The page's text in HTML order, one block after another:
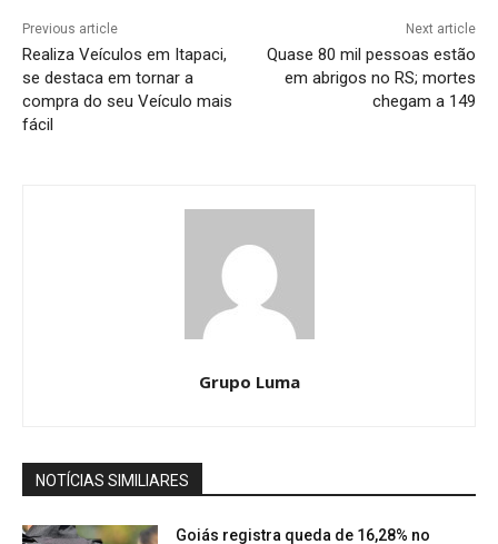
Previous article
Realiza Veículos em Itapaci,
se destaca em tornar a
compra do seu Veículo mais
fácil
Next article
Quase 80 mil pessoas estão
em abrigos no RS; mortes
chegam a 149
Grupo Luma
NOTÍCIAS SIMILIARES
Goiás registra queda de 16,28% no